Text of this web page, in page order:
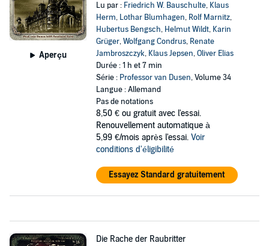
Aperçu
Lu par : Friedrich W. Bauschulte, Klaus
Herm, Lothar Blumhagen, Rolf Marnitz,
Hubertus Bengsch, Helmut Wildt, Karin
Grüger,Wolfgang Condrus, Renate
Jambroszczyk, Klaus Jepsen,Oliver Elias
Durée : 1 h et 7 min
Série : Professor van Dusen, Volume 34
Langue : Allemand
Pas de notations
8,50 € ou gratuit avec l'essai.
Renouvellement automatique à
5,99 €/mois après l'essai. Voir
conditions d'éligibilité
Essayez Standard gratuitement
Die Rache der Raubritter